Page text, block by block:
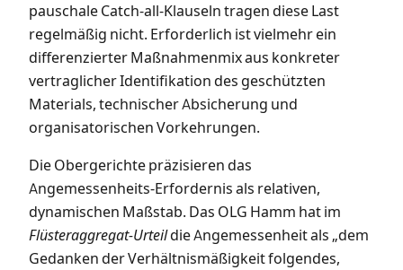
pauschale Catch-all-Klauseln tragen diese Last
regelmäßig nicht. Erforderlich ist vielmehr ein
differenzierter Maßnahmenmix aus konkreter
vertraglicher Identifikation des geschützten
Materials, technischer Absicherung und
organisatorischen Vorkehrungen.
Die Obergerichte präzisieren das
Angemessenheits-Erfordernis als relativen,
dynamischen Maßstab. Das OLG Hamm hat im
Flüsteraggregat-Urteildie Angemessenheit als „dem
Gedanken der Verhältnismäßigkeit folgendes,